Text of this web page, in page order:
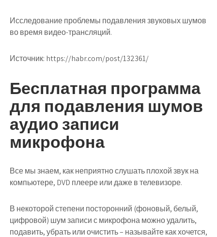
Исследование проблемы подавления звуковых шумов
во время видео-трансляций.
Источник: https://habr.com/post/132361/
Бесплатная программа
для подавления шумов
аудио записи
микрофона
Все мы знаем, как неприятно слушать плохой звук на
компьютере, DVD плеере или даже в телевизоре.
В некоторой степени посторонний (фоновый, белый,
цифровой) шум записи с микрофона можно удалить,
подавить, убрать или очистить – называйте как хочется,